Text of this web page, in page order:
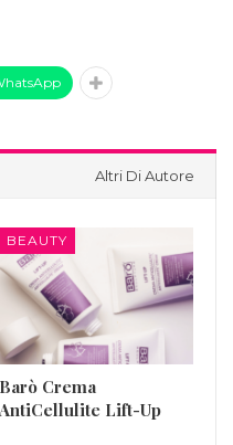
Altri Di Autore
BEAUTY
Barò Crema
AntiCellulite Lift-Up